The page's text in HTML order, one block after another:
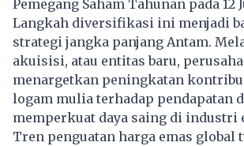
Pemegang Saham Tahunan pada 12
Langkah diversifikasi ini menjadi
strategi jangka panjang Antam.
akuisisi, atau entitas baru,
menargetkan peningkatan
logam mulia terhadap pendapatan
memperkuat daya saing di industri
Tren penguatan harga emas global